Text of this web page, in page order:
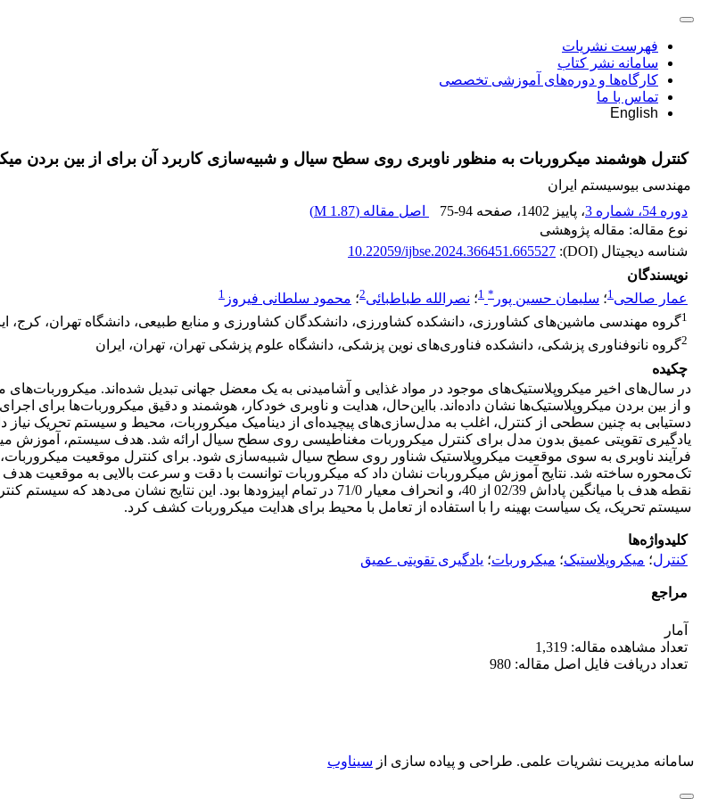
فهرست نشریات
سامانه نشر کتاب
کارگاه‌ها و دوره‌های آموزشی تخصصی
تماس با ما
English
کنترل هوشمند میکروربات به منظور ناوبری روی سطح سیال و شبیه‌سازی کاربرد آن برای از بین بردن
مهندسی بیوسیستم ایران
دوره 54، شماره 3
، پاییز 1402 ، صفحه 75-94 اصل مقاله (1.87 M
)
نوع مقاله: مقاله پژوهشی
شناسه دیجیتال (DOI):
10.22059/ijbse.2024.366451.665527
نویسندگان
عمار صالحی1؛ سلیمان حسین پور *
1؛ نصرالله طباطبائی2؛ محمود سلطانی فیروز 1
1گروه مهندسی ماشین‌های کشاورزی، دانشکده کشاورزی، دانشکدگان کشاورزی و منابع طبیعی، دانشگاه تهران، کرج،
2گروه نانوفناوری پزشکی، دانشکده فناوری‌های نوین پزشکی، دانشگاه علوم پزشکی تهران، تهران، ایران
چکیده
در سال‌های اخیر میکروپلاستیک‌های موجود در مواد غذایی و آشامیدنی به یک معضل جهانی تبدیل شده‌اند.
و از بین بردن میکروپلاستیک‌ها نشان داده‌اند. بااین‌حال، هدایت و ناوبری خودکار، هوشمند و دقیق میکروربات‌ها
دستیابی به چنین سطحی از کنترل، اغلب به مدل‌سازی‌های پیچیده‌ای از دینامیک میکروربات، محیط و سیستم تحریک نیاز
یادگیری تقویتی عمیق بدون مدل برای کنترل میکروربات مغناطیسی روی سطح سیال ارائه شد. هدف سیستم، آموزش
فرآیند ناوبری به سوی موقعیت میکروپلاستیک شناور روی سطح سیال شبیه‌سازی شود. برای کنترل موقعیت
تک‌محوره ساخته شد. نتایج آموزش میکروربات نشان داد که میکروربات توانست با دقت و سرعت بالایی به موقعیت هدف
نقطه هدف با میانگین پاداش 02/39 از 40، و انحراف معیار 71/0 در تمام اپیزودها
سیستم تحریک، یک سیاست بهینه را با استفاده از تعامل با محیط برای هدایت میکروربات کشف کرد.
کلیدواژه‌ها
کنترل؛ میکروپلاستیک؛ میکروربات؛ یادگیری تقویتی عمیق
مراجع
آمار
تعداد مشاهده مقاله: 1,319
تعداد دریافت فایل اصل مقاله: 980
سامانه مدیریت نشریات علمی. طراحی و پیاده سازی از سیناوب